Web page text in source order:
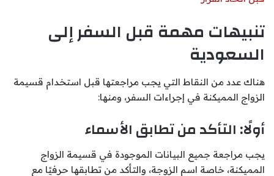
تنبيهات مهمة قبل السفر إلى
السعودية
هناك عدد من النقاط التي يجب مراجعتها قبل استخدام قسيمة
الزواج المميكنة في إجراءات السفر، ومنها:
أولًا: التأكد من تطابق الأسماء
يجب مراجعة جميع البيانات الموجودة في قسيمة الزواج
المميكنة، خاصة اسم الزوجة، والتأكد من تطابقها حرفيًا مع